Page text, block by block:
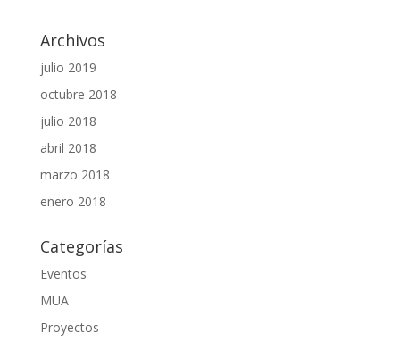
Archivos
julio 2019
octubre 2018
julio 2018
abril 2018
marzo 2018
enero 2018
Categorías
Eventos
MUA
Proyectos